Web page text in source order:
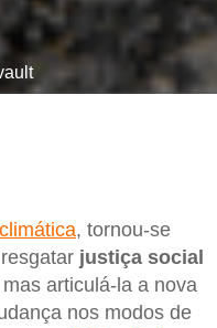
, tornou-se
justiça social
mas articulá-la a nova
nos modos de